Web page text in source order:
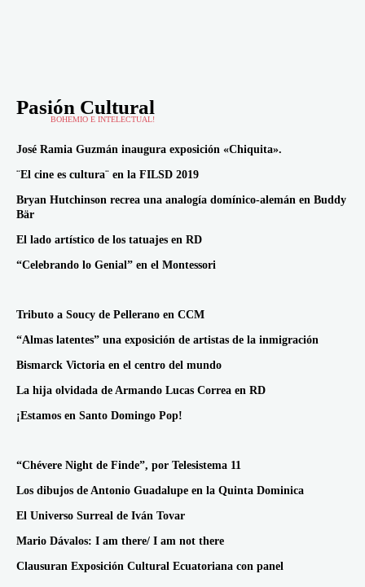
Pasión Cultural
BOHEMIO E INTELECTUAL!
José Ramia Guzmán inaugura exposición «Chiquita».
¨El cine es cultura¨ en la FILSD 2019
Bryan Hutchinson recrea una analogía domínico-alemán en Buddy
Bär
El lado artístico de los tatuajes en RD
“Celebrando lo Genial” en el Montessori
Tributo a Soucy de Pellerano en CCM
“Almas latentes” una exposición de artistas de la inmigración
Bismarck Victoria en el centro del mundo
La hija olvidada de Armando Lucas Correa en RD
¡Estamos en Santo Domingo Pop!
“Chévere Night de Finde”, por Telesistema 11
Los dibujos de Antonio Guadalupe en la Quinta Dominica
El Universo Surreal de Iván Tovar
Mario Dávalos: I am there/ I am not there
Clausuran Exposición Cultural Ecuatoriana con panel